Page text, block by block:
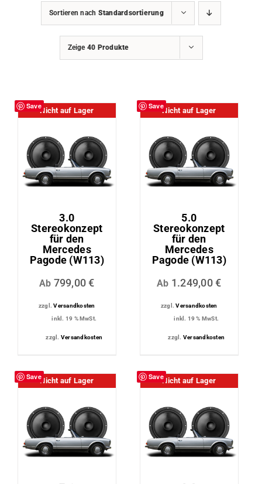
Sortieren nach Standardsortierung
Zeige 40 Produkte
Save
Nicht auf Lager
3.0
Stereokonzept
für den
Mercedes
Pagode (W113)
Ab 799,00€
zzgl.Versandkosten
inkl. 19 % MwSt.
zzgl. Versandkosten
Save
Nicht auf Lager
5.0
Stereokonzept
für den
Mercedes
Pagode (W113)
Ab 1.249,00€
zzgl.Versandkosten
inkl. 19 % MwSt.
zzgl. Versandkosten
Save
Nicht auf Lager
Save
Nicht auf Lager